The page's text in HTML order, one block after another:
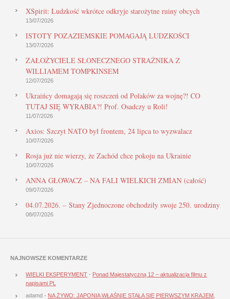
XSpirit: Ludzkość wkrótce odkryje starożytne ruiny obcych
13/07/2026
ISTOTY POZAZIEMSKIE POMAGAJĄ LUDZKOŚCI
13/07/2026
ZAŁOŻYCIELE SŁONECZNEGO STRAŻNIKA Z
WILLIAMEM TOMPKINSEM
12/07/2026
Ukraińcy domagają się roszczeń od Polaków za wojnę?! CO
TUTAJ SIĘ WYRABIA?! Prof. Osadczy u Roli!
11/07/2026
Axios: Szczyt NATO był frontem, 24 lipca to wyzwalacz
10/07/2026
Rosja już nie wierzy, że Zachód chce pokoju na Ukrainie
10/07/2026
ANNA GŁOWACZ – NA FALI WIELKICH ZMIAN (całość)
09/07/2026
04.07.2026. – Stany Zjednoczone obchodziły swoje 250. urodziny
08/07/2026
NAJNOWSZE KOMENTARZE
WIELKI EKSPERYMENT - Ponad Majestatyczną 12 – aktualizacja filmu z
napisami PL
adamd - NA ŻYWO: JAPONIA WŁAŚNIE STAŁA SIĘ PIERWSZYM KRAJEM,